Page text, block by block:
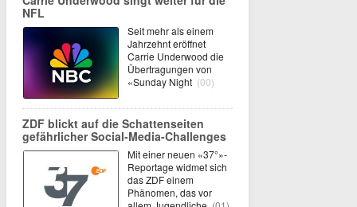
NFL
Seit mehr als einem
Jahrzehnt eröffnet
Carrie Underwood die
Übertragungen von
«Sunday Night (00)
ZDF blickt auf die Schattenseiten
gefährlicher Social-Media-Challenges
Mit einer neuen «37°»-
Reportage widmet sich
das ZDF einem
Phänomen, das vor